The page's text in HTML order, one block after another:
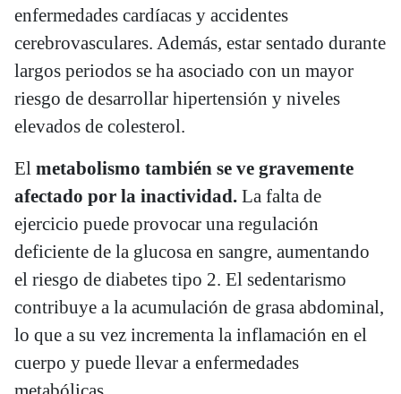
enfermedades cardíacas y accidentes
cerebrovasculares. Además, estar sentado durante
largos periodos se ha asociado con un mayor
riesgo de desarrollar hipertensión y niveles
elevados de colesterol.
El metabolismo también se ve gravemente
afectado por la inactividad. La falta de
ejercicio puede provocar una regulación
deficiente de la glucosa en sangre, aumentando
el riesgo de diabetes tipo 2. El sedentarismo
contribuye a la acumulación de grasa abdominal,
lo que a su vez incrementa la inflamación en el
cuerpo y puede llevar a enfermedades